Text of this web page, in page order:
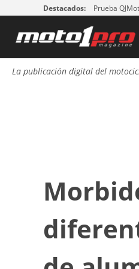
Destacados: Prueba
La publicación digital del